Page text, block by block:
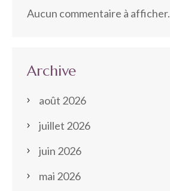
Aucun commentaire à afficher.
Archive
août 2026
juillet 2026
juin 2026
mai 2026